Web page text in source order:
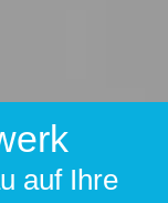
auf Ihre